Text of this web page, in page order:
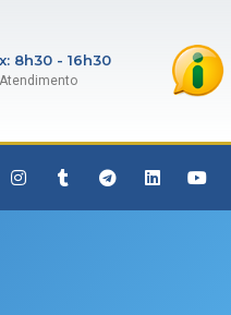
8h30 - 16h30